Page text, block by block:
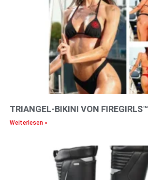
TRIANGEL-BIKINI VON FIREGIRLS™
Weiterlesen »